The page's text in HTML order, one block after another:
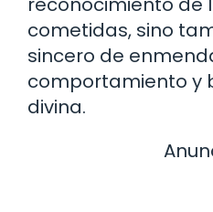
cometidas, sino
sincero de
comportamiento y
divina.